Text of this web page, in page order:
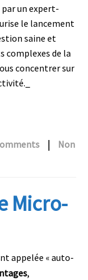
un expert-
le lancement
saine et
complexes de la
concentrer sur
|
Non
Micro-
appelée « auto-
,